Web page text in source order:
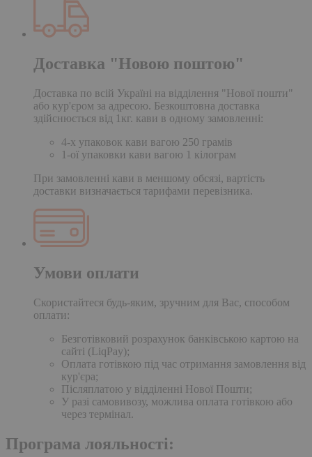
Доставка "Новою поштою"
Доставка по всій Україні на відділення "Нової пошти"
або кур'єром за адресою. Безкоштовна доставка
здійснюється від 1кг. кави в одному замовленні:
4-х упаковок кави вагою 250 грамів
1-ої упаковки кави вагою 1 кілограм
При замовленні кави в меншому обсязі, вартість
доставки визначається тарифами перевізника.
Умови оплати
Скористайтеся будь-яким, зручним для Вас, способом
оплати:
Безготівковий розрахунок банківською картою на
сайті (LiqPay);
Оплата готівкою під час отримання замовлення від
кур'єра;
Післяплатою у відділенні Нової Пошти;
У разі самовивозу, можлива оплата готівкою або
через термінал.
Програма лояльності: